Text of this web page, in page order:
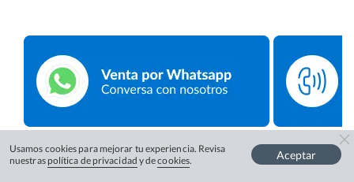
Usamos cookies para mejorar tu experiencia. Revisa
nuestras política de privacidad y decookies. Aceptar